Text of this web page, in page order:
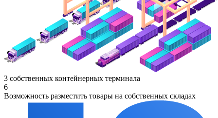
3 собственных контейнерных терминала
6
Возможность разместить товары на собственных складах